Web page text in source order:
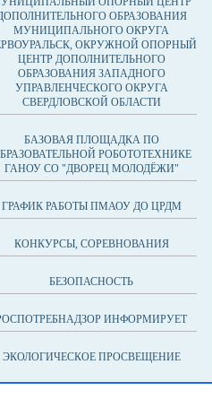
ОБРАЗОВАНИЯ
МУНИЦИПАЛЬНОГО ОКРУГА
ОКРУЖНОЙ ОПОРНЫЙ
ЦЕНТР ДОПОЛНИТЕЛЬНОГО
ОБРАЗОВАНИЯ ЗАПАДНОГО
УПРАВЛЕНЧЕСКОГО ОКРУГА
СВЕРДЛОВСКОЙ ОБЛАСТИ
БАЗОВАЯ ПЛОЩАДКА ПО
РОБОТОТЕХНИКЕ
ГАНОУ СО "ДВОРЕЦ МОЛОДЁЖИ"
ГРАФИК РАБОТЫ ПМАОУ ДО ЦРДМ
КОНКУРСЫ, СОРЕВНОВАНИЯ
БЕЗОПАСНОСТЬ
ИНФОРМИРУЕТ
ЭКОЛОГИЧЕСКОЕ ПРОСВЕЩЕНИЕ